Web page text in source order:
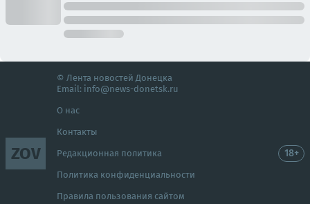
ZOV
© Лента новостей Донецка
Email: info@news-donetsk.ru
О нас
Контакты
Редакционная политика
Политика конфиденциальности
Правила пользования сайтом
18+